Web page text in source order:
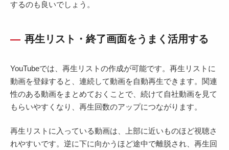
するのも良いでしょう。
再生リスト・終了画面をうまく活用する
YouTubeでは、再生リストの作成が可能です。再生リストに
動画を登録すると、連続して動画を自動再生できます。関連
性のある動画をまとめておくことで、続けて自社動画を見て
もらいやすくなり、再生回数のアップにつながります。
再生リストに入っている動画は、上部に近いものほど視聴さ
れやすいです。逆に下に向かうほど途中で離脱され、再生回